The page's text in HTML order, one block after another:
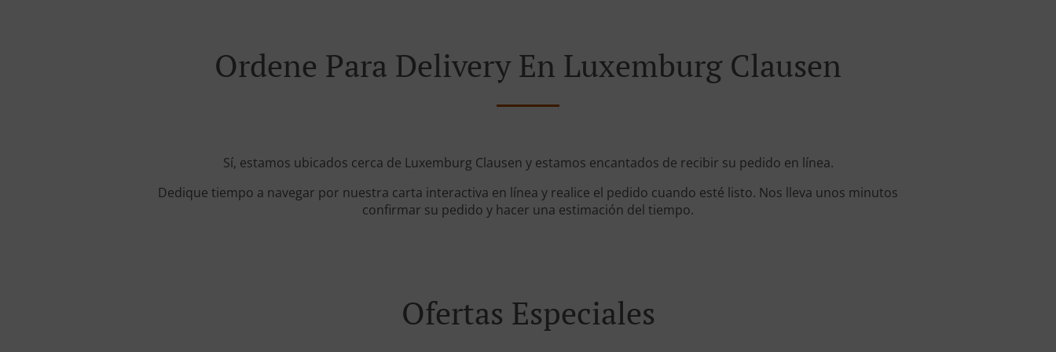
Ordene Para Delivery En Luxemburg Clausen
Sí, estamos ubicados cerca de Luxemburg Clausen y estamos encantados de recibir su pedido en línea.
Dedique tiempo a navegar por nuestra carta interactiva en línea y realice el pedido cuando esté listo. Nos lleva unos minutos
confirmar su pedido y hacer una estimación del tiempo.
Ofertas Especiales